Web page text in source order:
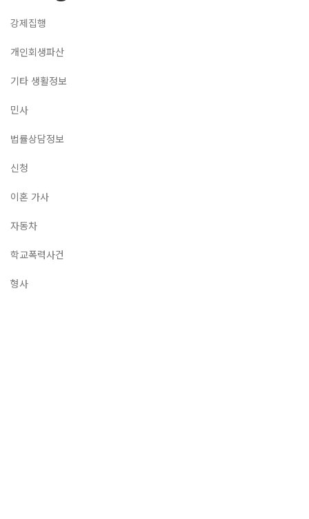
강제집행
개인회생파산
기타 생활정보
민사
법률상담정보
신청
이혼 가사
자동차
학교폭력사건
형사